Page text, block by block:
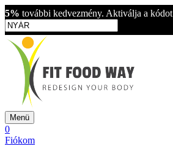
5% további kedvezmény. Aktiválja a kódot
Menü
0
Fiókom